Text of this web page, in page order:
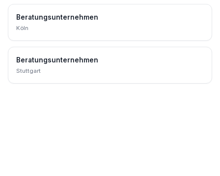
Beratungsunternehmen
Köln
Beratungsunternehmen
Stuttgart